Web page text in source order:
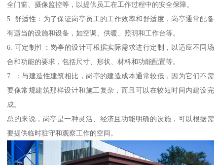
全门窗、摄像监控等，以提供员工在工作过程中的安全保障。
5. 舒适性：为了保证岗亭员工的工作效率和舒适度，岗亭通常配备
有适当的设施和设备，如空调、供暖、照明和工作台等。
6. 可定制性：岗亭的设计可根据实际需求进行定制，以适应不同场
合和功能的要求，包括尺寸、形状、材料和功能配置等。
7. ：与建造性建筑相比，岗亭的建造成本通常较低，因为它们不需
要像常规建筑那样设计和施工复杂，而且可以在较短时间内建设完
成。
总的来说，岗亭是一种灵活、经济且功能明确的设施，可以根据需
要提供临时驻守和观察工作的空间。